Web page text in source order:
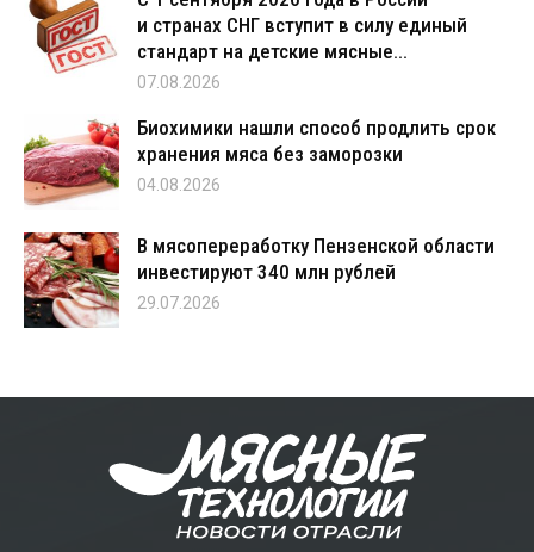
и странах СНГ вступит в силу единый
стандарт на детские мясные...
07.08.2026
Биохимики нашли способ продлить срок
хранения мяса без заморозки
04.08.2026
В мясопереработку Пензенской области
инвестируют 340 млн рублей
29.07.2026